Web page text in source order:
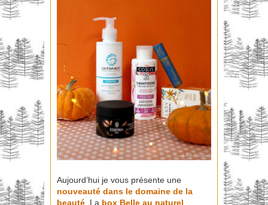
Aujourd’hui je vous présente une
nouveauté dans le domaine de la
beauté. La box Belle au naturel